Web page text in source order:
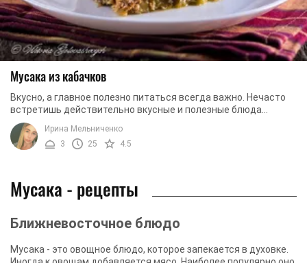
Мусака из кабачков
Вкусно, а главное полезно питаться всегда важно. Нечасто
встретишь действительно вкусные и полезные блюда
одновременно. Иногда для этого требуются ...
Ирина Мельниченко
3
25 4.5
Мусака - рецепты
Ближневосточное блюдо
Мусака - это овощное блюдо, которое запекается в духовке.